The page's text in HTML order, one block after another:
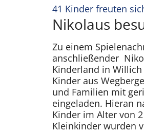
41 Kinder freuten
Nikolaus
Zu einem
anschließender
Kinderland in Willich
Kinder aus
und Familien mit
eingeladen. Hieran
Kinder im Alter von
Kleinkinder wurden